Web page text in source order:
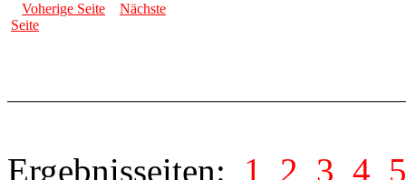
Voherige Seite
Nächste
Seite
Ergebnisseiten: 1 2 3 4 5